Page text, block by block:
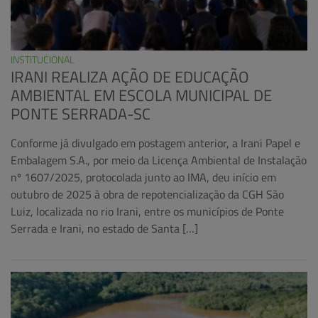
INSTITUCIONAL
IRANI REALIZA AÇÃO DE EDUCAÇÃO
AMBIENTAL EM ESCOLA MUNICIPAL DE
PONTE SERRADA-SC
Conforme já divulgado em postagem anterior, a Irani Papel e
Embalagem S.A., por meio da Licença Ambiental de Instalação
nº 1607/2025, protocolada junto ao IMA, deu início em
outubro de 2025 à obra de repotencialização da CGH São
Luiz, localizada no rio Irani, entre os municípios de Ponte
Serrada e Irani, no estado de Santa […]